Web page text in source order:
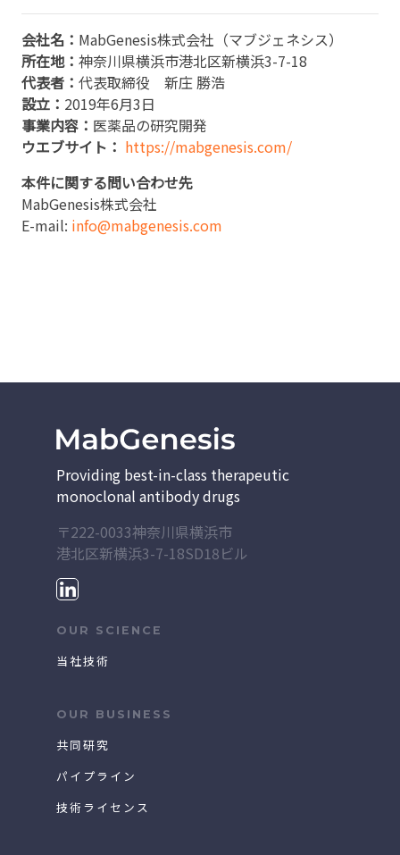
会社名： MabGenesis株式会社（マブジェネシス）
所在地： 神奈川県横浜市港北区新横浜3-7-18
代表者： 代表取締役 新庄 勝浩
設立： 2019年6月3日
事業内容： 医薬品の研究開発
ウエブサイト： https://mabgenesis.com/
本件に関する問い合わせ先
MabGenesis株式会社
E-mail: info@mabgenesis.com
Providing best-in-class therapeutic
monoclonal antibody drugs
〒222-0033神奈川県横浜市
港北区新横浜3-7-18SD18ビル
OUR SCIENCE
当社技術
OUR BUSINESS
共同研究
パイプライン
技術ライセンス